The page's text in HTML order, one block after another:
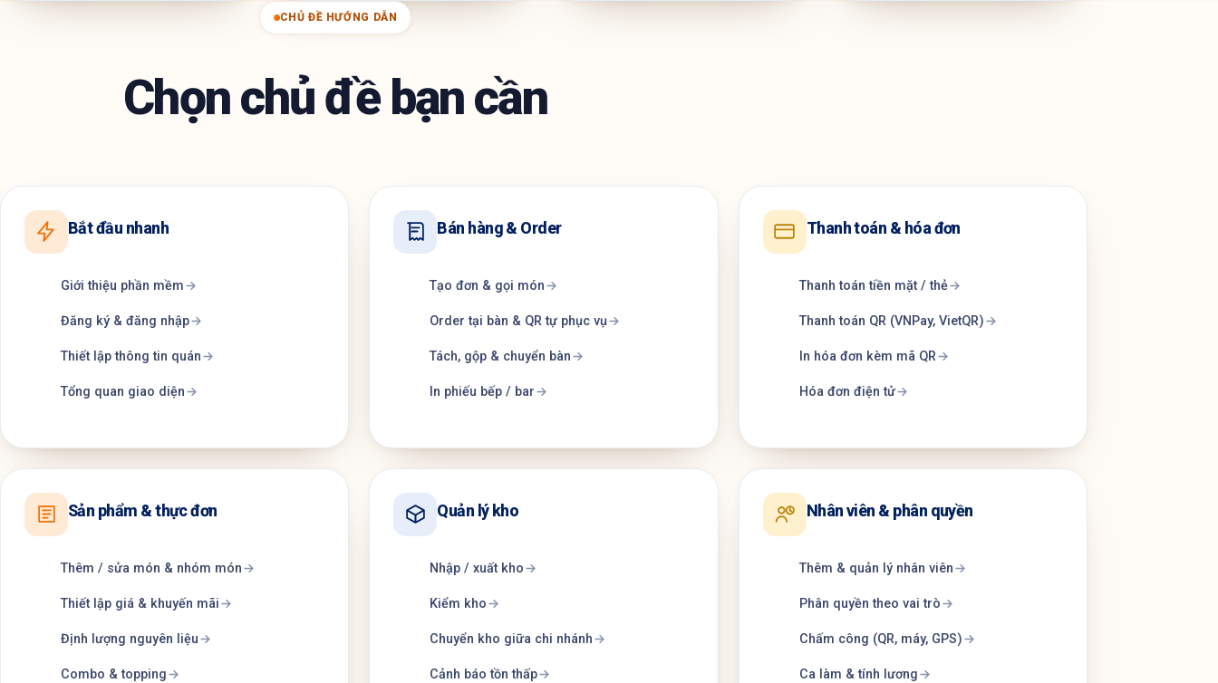
CHỦ ĐỀ HƯỚNG DẪN
Chọn chủ đề bạn cần
Bắt đầu nhanh
Giới thiệu phần mềm
Đăng ký & đăng nhập
Thiết lập thông tin quán
Tổng quan giao diện
Bán hàng & Order
Tạo đơn & gọi món
Order tại bàn & QR tự phục vụ
Tách, gộp & chuyển bàn
In phiếu bếp / bar
Thanh toán & hóa đơn
Thanh toán tiền mặt / thẻ
Thanh toán QR (VNPay, VietQR)
In hóa đơn kèm mã QR
Hóa đơn điện tử
Sản phẩm & thực đơn
Thêm / sửa món & nhóm món
Thiết lập giá & khuyến mãi
Định lượng nguyên liệu
Combo & topping
Quản lý kho
Nhập / xuất kho
Kiểm kho
Chuyển kho giữa chi nhánh
Cảnh báo tồn thấp
Nhân viên & phân quyền
Thêm & quản lý nhân viên
Phân quyền theo vai trò
Chấm công (QR, máy, GPS)
Ca làm & tính lương